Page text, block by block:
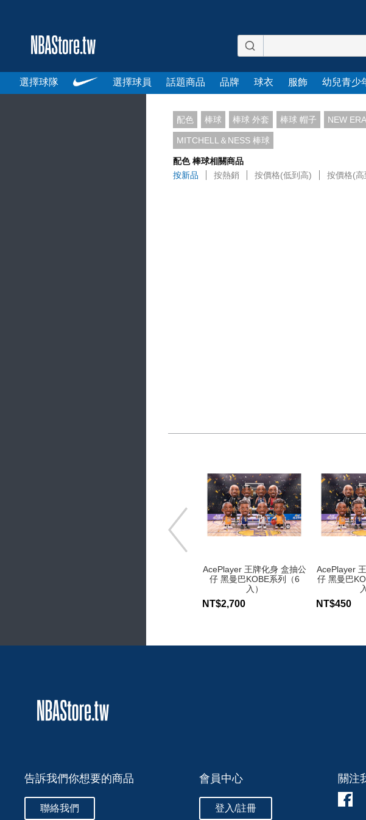
選擇球隊 選擇球員 話題商品 品牌 球衣 服飾 幼兒青少
配色 棒球 棒球 外套 棒球 帽子 NEW
MITCHELL＆NESS 棒球
配色 棒球相關商品
按新品
按熱銷 按價格(低到高) 按價格(高
AcePlayer 王牌化身 盒抽公
仔 黑曼巴KOBE系列（6
入）
NT$2,700
AcePlayer
仔 黑曼巴
NT$450
告訴我們你想要的商品
聯絡我們
會員中心
登入/註冊
關注